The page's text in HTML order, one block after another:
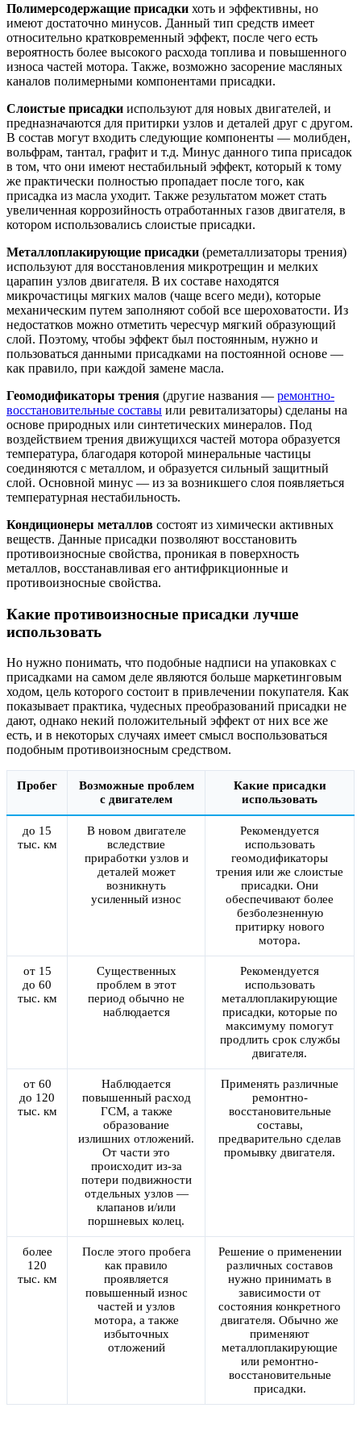
Полимерсодержащие присадки хоть и эффективны, но
имеют достаточно минусов. Данный тип средств имеет
относительно кратковременный эффект, после чего есть
вероятность более высокого расхода топлива и повышенного
износа частей мотора. Также, возможно засорение масляных
каналов полимерными компонентами присадки.
Слоистые присадки используют для новых двигателей, и
предназначаются для притирки узлов и деталей друг с другом.
В состав могут входить следующие компоненты — молибден,
вольфрам, тантал, графит и т.д. Минус данного типа присадок
в том, что они имеют нестабильный эффект, который к тому
же практически полностью пропадает после того, как
присадка из масла уходит. Также результатом может стать
увеличенная коррозийность отработанных газов двигателя, в
котором использовались слоистые присадки.
Металлоплакирующие присадки (реметаллизаторы трения)
используют для восстановления микротрещин и мелких
царапин узлов двигателя. В их составе находятся
микрочастицы мягких малов (чаще всего меди), которые
механическим путем заполняют собой все шероховатости. Из
недостатков можно отметить чересчур мягкий образующий
слой. Поэтому, чтобы эффект был постоянным, нужно и
пользоваться данными присадками на постоянной основе —
как правило, при каждой замене масла.
Геомодификаторы трения (другие названия — ремонтно-
восстановительные составы или ревитализаторы) сделаны на
основе природных или синтетических минералов. Под
воздействием трения движущихся частей мотора образуется
температура, благодаря которой минеральные частицы
соединяются с металлом, и образуется сильный защитный
слой. Основной минус — из за возникшего слоя появляеться
температурная нестабильность.
Кондиционеры металлов состоят из химически активных
веществ. Данные присадки позволяют восстановить
противоизносные свойства, проникая в поверхность
металлов, восстанавливая его антифрикционные и
противоизносные свойства.
Какие противоизносные присадки лучше
использовать
Но нужно понимать, что подобные надписи на упаковках с
присадками на самом деле являются больше маркетинговым
ходом, цель которого состоит в привлечении покупателя. Как
показывает практика, чудесных преобразований присадки не
дают, однако некий положительный эффект от них все же
есть, и в некоторых случаях имеет смысл воспользоваться
подобным противоизносным средством.
Пробег
Возможные проблем
с двигателем
Какие присадки
использовать
до 15
тыс. км
В новом двигателе
вследствие
приработки узлов и
деталей может
возникнуть
усиленный износ
Рекомендуется
использовать
геомодификаторы
трения или же слоистые
присадки. Они
обеспечивают более
безболезненную
притирку нового
мотора.
от 15
до 60
тыс. км
Существенных
проблем в этот
период обычно не
наблюдается
Рекомендуется
использовать
металлоплакирующие
присадки, которые по
максимуму помогут
продлить срок службы
двигателя.
от 60
до 120
тыс. км
Наблюдается
повышенный расход
ГСМ, а также
образование
излишних отложений.
От части это
происходит из-за
потери подвижности
отдельных узлов —
клапанов и/или
поршневых колец.
Применять различные
ремонтно-
восстановительные
составы,
предварительно сделав
промывку двигателя.
более
120
тыс. км
После этого пробега
как правило
проявляется
повышенный износ
частей и узлов
мотора, а также
избыточных
отложений
Решение о применении
различных составов
нужно принимать в
зависимости от
состояния конкретного
двигателя. Обычно же
применяют
металлоплакирующие
или ремонтно-
восстановительные
присадки.